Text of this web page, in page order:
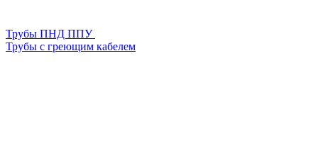
Трубы ПНД ППУ
Трубы с греющим кабелем